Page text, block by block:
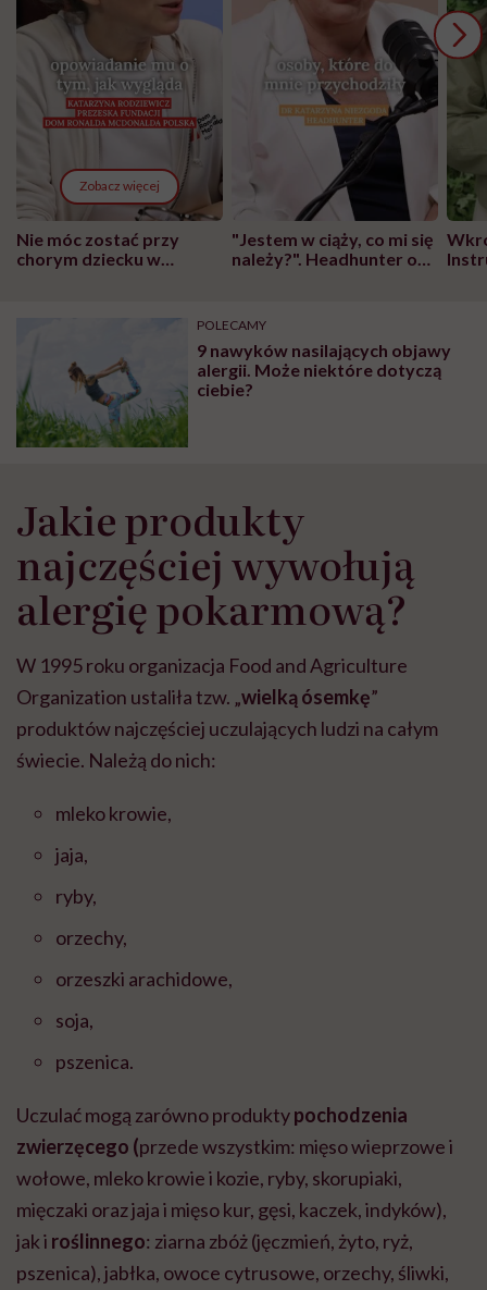
Zobacz więcej
Nie móc zostać przy
chorym dziecku w
wyobraźni"
"Jestem w ciąży, co mi się
należy?". Headhunter o
pracy
POLECAMY
9 nawyków nasilających objawy
alergii. Może niektóre dotyczą
ciebie?
Jakie produkty
najczęściej wywołują
alergię pokarmową?
W 1995 roku organizacja Food and Agriculture
Organization ustaliła tzw. „wielką ósemkę”
produktów najczęściej uczulających ludzi na całym
świecie. Należą do nich:
mleko krowie,
jaja,
ryby,
orzechy,
orzeszki arachidowe,
soja,
pszenica.
Uczulać mogą zarówno produktypochodzenia
zwierzęcego (przede wszystkim: mięso wieprzowe i
wołowe, mleko krowie i kozie, ryby, skorupiaki,
mięczaki oraz jaja i mięso kur, gęsi, kaczek, indyków),
jak i roślinnego: ziarna zbóż (jęczmień, żyto, ryż,
pszenica), jabłka, owoce cytrusowe, orzechy, śliwki,